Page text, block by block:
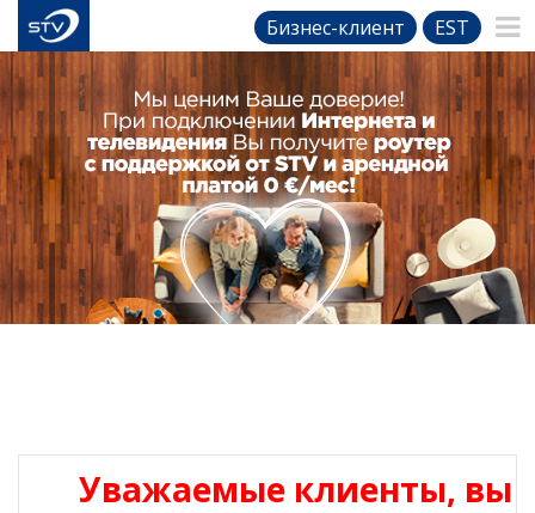
Бизнес-клиент EST
Уважаемые клиенты, вы